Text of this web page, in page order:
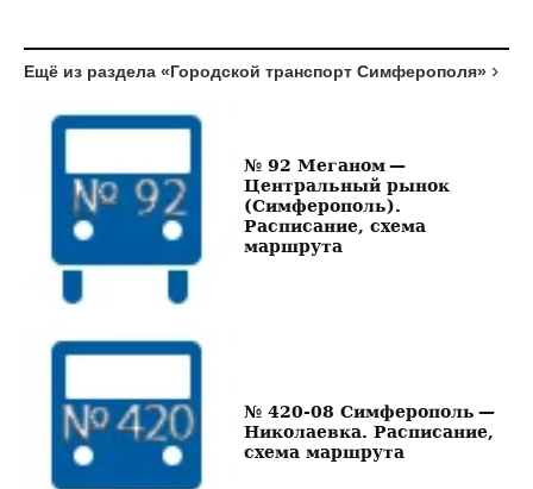
Ещё из раздела «Городской транспорт Симферополя»
№ 92 Меганом —
Центральный рынок
(Симферополь).
Расписание, схема
маршрута
№ 420-08 Симферополь —
Николаевка. Расписание,
схема маршрута